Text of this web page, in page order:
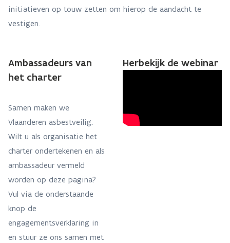
initiatieven op touw zetten om hierop de aandacht te
vestigen.
Ambassadeurs van
het charter
Samen maken we
Vlaanderen asbestveilig.
Wilt u als organisatie het
charter ondertekenen en als
ambassadeur vermeld
worden op deze pagina?
Vul via de onderstaande
knop de
engagementsverklaring in
en stuur ze ons samen met
Herbekijk de webinar